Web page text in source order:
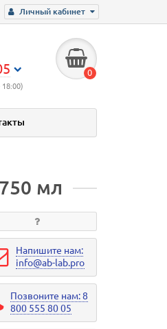
Личный кабинет
0
мл
Напишите нам:
info@ab-lab.pro
Позвоните нам: 8
800 555 80 05